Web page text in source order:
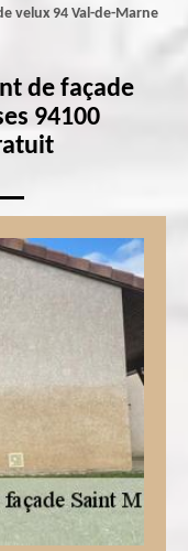
velux 94 Val-de-Marne
de façade
94100